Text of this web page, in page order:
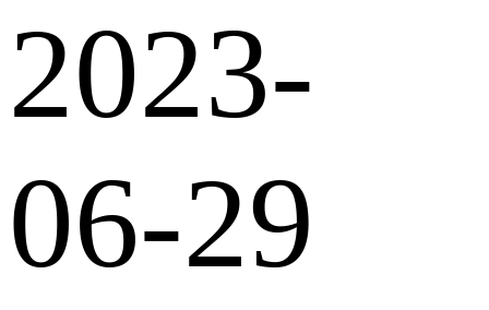
2023-
06-29